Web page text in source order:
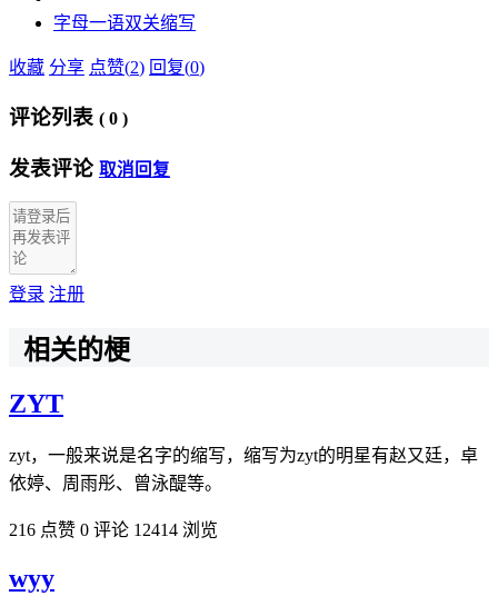
字母一语双关缩写
收藏 分享 点赞(2) 回复(0)
评论列表 ( 0 )
发表评论 取消回复
登录 注册
相关的梗
ZYT
zyt，一般来说是名字的缩写，缩写为zyt的明星有赵又廷，卓
依婷、周雨彤、曾泳醍等。
216 点赞 0 评论 12414 浏览
wyy